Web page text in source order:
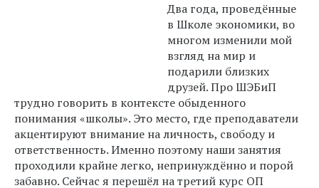
Два года, проведённые
в Школе экономики, во
многом изменили мой
взгляд на мир и
подарили близких
друзей. Про ШЭБиП
трудно говорить в контексте обыденного
понимания «школы». Это место, где преподаватели
акцентируют внимание на личность, свободу и
ответственность. Именно поэтому наши занятия
проходили крайне легко, непринуждённо и порой
забавно. Сейчас я перешёл на третий курс ОП